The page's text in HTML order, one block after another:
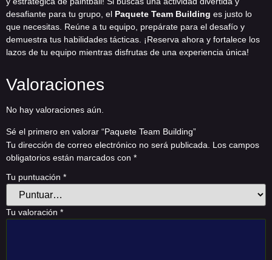
desafiante para tu grupo, el Paquete Team Building es justo lo
que necesitas. Reúne a tu equipo, prepárate para el desafío y
demuestra tus habilidades tácticas. ¡Reserva ahora y fortalece los
lazos de tu equipo mientras disfrutas de una experiencia única!
Valoraciones
No hay valoraciones aún.
Sé el primero en valorar “Paquete Team Building”
Tu dirección de correo electrónico no será publicada.
Los campos
obligatorios están marcados con *
Tu puntuación *
Tu valoración *